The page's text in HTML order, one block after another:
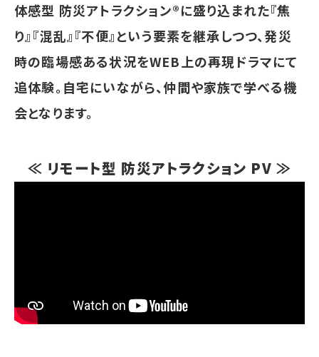
体感型 防災アトラクション®に盛り込まれた『焦
り』『混乱』『不便』という要素を継承しつつ、発災
時の臨場感ある状況をWEB上の再現ドラマにて
追体験。自宅にいながら、仲間や家族で学べる機
会となります。
≪ リモート型 防災アトラクション PV ≫